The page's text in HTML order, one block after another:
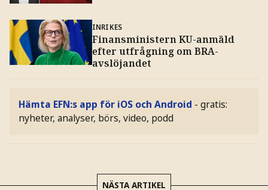
INRIKES
Finansministern KU-anmäld
efter utfrågning om BRA-
avslöjandet
Hämta EFN:s app för iOS och Android - gratis:
nyheter, analyser, börs, video, podd
NÄSTA ARTIKEL